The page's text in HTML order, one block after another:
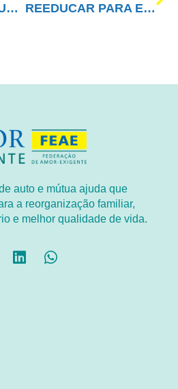
PERFIL DOS VOLUNTÁRIOS DO AMOR-EXIGENTE REEDUCAR PARA EDUCAR!!!
auto e mútua ajuda que
a reorganização familiar,
e melhor qualidade de vida.